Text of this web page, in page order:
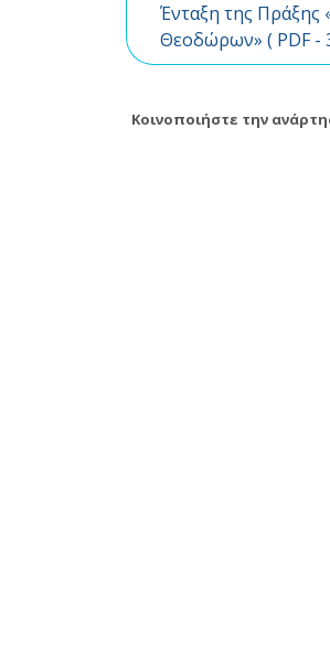
Ένταξη της
Θεοδώρων» ( PDF-
Κοινοποιήστε την